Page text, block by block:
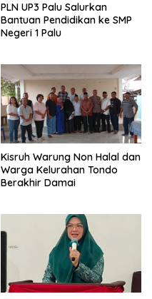
PLN UP3 Palu Salurkan
Bantuan Pendidikan ke SMP
Negeri 1 Palu
Kisruh Warung Non Halal dan
Warga Kelurahan Tondo
Berakhir Damai